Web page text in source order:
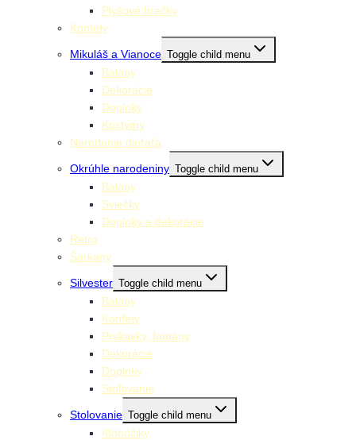
Plyšové hračky
Konfety
Mikuláš a Vianoce Toggle child menu
Balóny
Dekorácie
Doplnky
Kostýmy
Narodenie dieťaťa
Okrúhle narodeniny Toggle child menu
Balóny
Sviečky
Doplnky a dekorácie
Retro
Šarkany
Silvester Toggle child menu
Balóny
Konfety
Prskavky, fontány
Dekorácie
Doplnky
Stolovanie
Stolovanie Toggle child menu
Klobúčiky